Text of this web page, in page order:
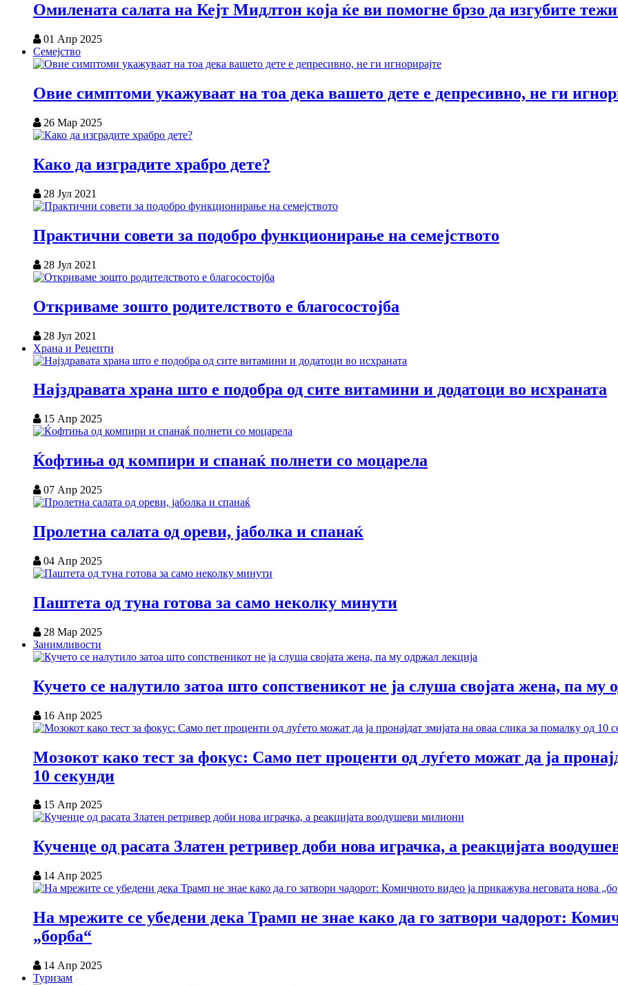
Омилената салата на Кејт Мидлтон која ќе ви помогне брзо да изгубите
01 Апр 2025
Семејство
Овие симптоми укажуваат на тоа дека вашето дете е депресивно, не ги
26 Мар 2025
Како да изградите храбро дете?
28 Јул 2021
Практични совети за подобро функционирање на семејството
28 Јул 2021
Откриваме зошто родителството е благосостојба
28 Јул 2021
Храна и Рецепти
Најздравата храна што е подобра од сите витамини и додатоци во исхраната
15 Апр 2025
Ќофтиња од компири и спанаќ полнети со моцарела
07 Апр 2025
Пролетна салата од ореви, јаболка и спанаќ
04 Апр 2025
Паштета од туна готова за само неколку минути
28 Мар 2025
Занимливости
Кучето се налутило затоа што сопственикот не ја слуша својата жена, па му
16 Апр 2025
Мозокот како тест за фокус: Само пет проценти од луѓето можат да ја
10 секунди
15 Апр 2025
Кученце од расата Златен ретривер доби нова играчка, а реакцијата
14 Апр 2025
На мрежите се убедени дека Трамп не знае како да го затвори чадорот:
„борба“
14 Апр 2025
Туризам